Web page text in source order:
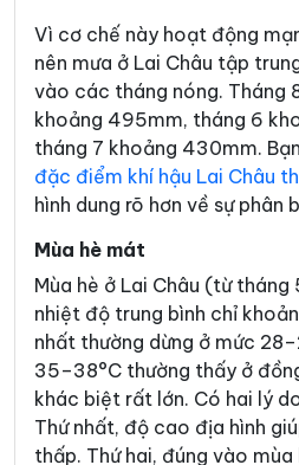
Vì cơ chế này hoạt động
nên mưa ở Lai Châu tập
vào các tháng nóng. Tháng
khoảng 495mm, tháng 6
tháng 7 khoảng 430mm.
đặc điểm khí hậu Lai Châu
hình dung rõ hơn về sự phân
Mùa hè mát
Mùa hè ở Lai Châu (từ
nhiệt độ trung bình chỉ
nhất thường dừng ở mức
35–38°C thường thấy ở
khác biệt rất lớn. Có hai lý
Thứ nhất, độ cao địa hình
thấp. Thứ hai, đúng vào